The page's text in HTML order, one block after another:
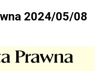
2024/05/08